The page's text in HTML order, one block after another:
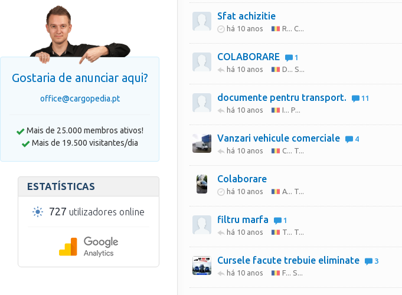
Gostaria de anunciar aqui?
office@cargopedia.pt
Mais de 25.000 membros ativos!
Mais de 19.500 visitantes/dia
ESTATÍSTICAS
727 utilizadores online
Sfat achizitie
há 10 anos R... C...
COLABORARE
1
há 10 anos
D... S...
documente pentru transport.
11
há 10 anos
I... P...
Vanzari vehicule comerciale
4
há 10 anos
C... T...
Colaborare
há 10 anos A... T...
filtru marfa
1
há 10 anos
T... T...
Cursele facute trebuie eliminate
3
há 10 anos
F... S...